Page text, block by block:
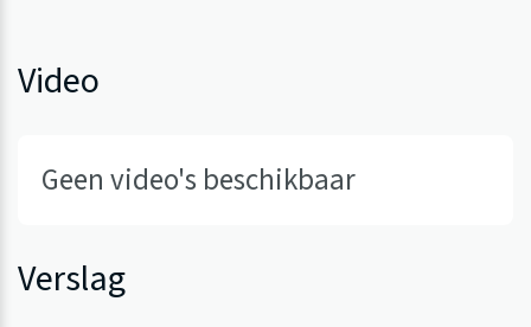
Video
Geen video's beschikbaar
Verslag